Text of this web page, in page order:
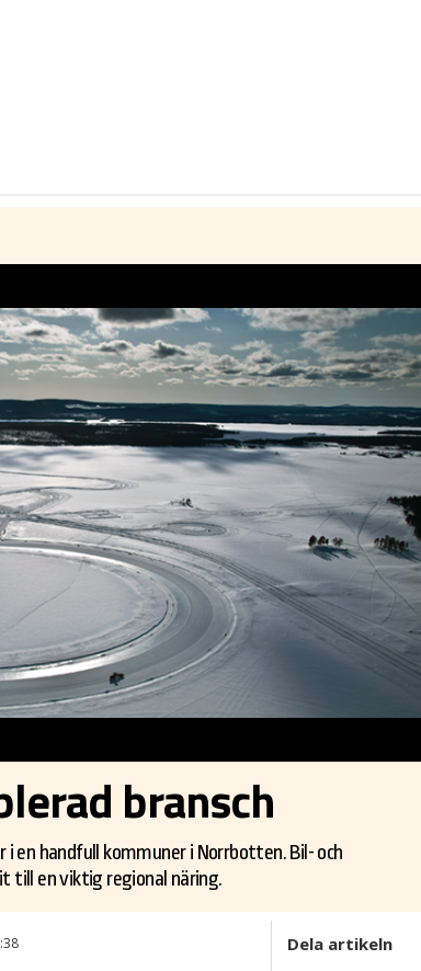
bransch
en handfull kommuner i Norrbotten. Bil- och
till en viktig regional näring.
Dela artikeln